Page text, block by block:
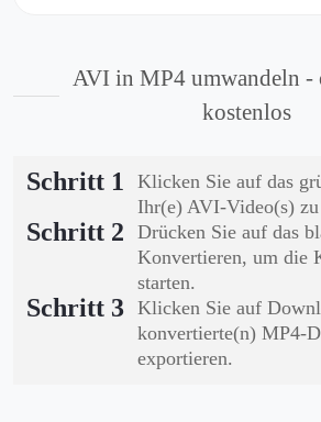
AVI in MP4 umwandeln -
kostenlos
Schritt 1
Klicken Sie auf das
Ihr(e) AVI-Video(s)
Schritt 2
Drücken Sie auf das
Konvertieren, um die
starten.
Schritt 3
Klicken Sie auf
konvertierte(n) MP4-
exportieren.